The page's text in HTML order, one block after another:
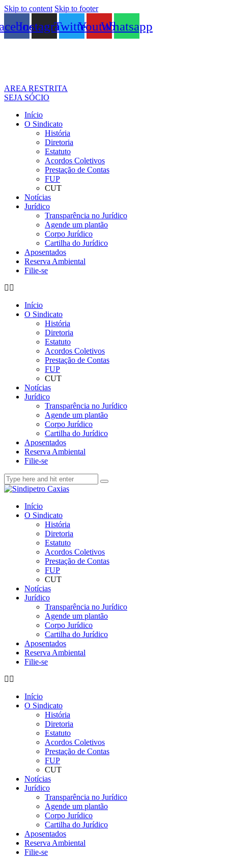
Skip to content Skip to footer
InstagramTwitterYoutubeWhatsapp
AREA RESTRITA
SEJA SÓCIO
Início
O Sindicato
História
Diretoria
Estatuto
Acordos Coletivos
Prestação de Contas
FUP
CUT
Notícias
Jurídico
Transparência no Jurídico
Agende um plantão
Corpo Jurídico
Cartilha do Jurídico
Aposentados
Reserva Ambiental
Filie-se
Início
O Sindicato
História
Diretoria
Estatuto
Acordos Coletivos
Prestação de Contas
FUP
CUT
Notícias
Jurídico
Transparência no Jurídico
Agende um plantão
Corpo Jurídico
Cartilha do Jurídico
Aposentados
Reserva Ambiental
Filie-se
Início
O Sindicato
História
Diretoria
Estatuto
Acordos Coletivos
Prestação de Contas
FUP
CUT
Notícias
Jurídico
Transparência no Jurídico
Agende um plantão
Corpo Jurídico
Cartilha do Jurídico
Aposentados
Reserva Ambiental
Filie-se
Início
O Sindicato
História
Diretoria
Estatuto
Acordos Coletivos
Prestação de Contas
FUP
CUT
Notícias
Jurídico
Transparência no Jurídico
Agende um plantão
Corpo Jurídico
Cartilha do Jurídico
Aposentados
Reserva Ambiental
Filie-se